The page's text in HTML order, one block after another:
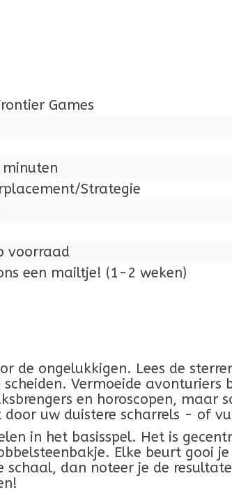
Games
Strategie
voorraad
een mailtje! (1-2 weken)
de ongelukkigen. Lees de
Vermoeide avonturiers
en horoscopen, maar
uw duistere scharrels - of
in het basisspel. Het is
Elke beurt gooi
dan noteer je de